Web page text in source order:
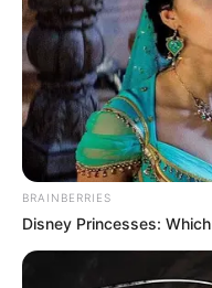
de forma directa los
emocional y
“La
suspensión de los
negativa en la salud
tratamientos
y afecta la estabilidad
de recuperación”,
Con la reanudación de
Camilo reafirma su
BRAINBERRIES
Disney Princesses: